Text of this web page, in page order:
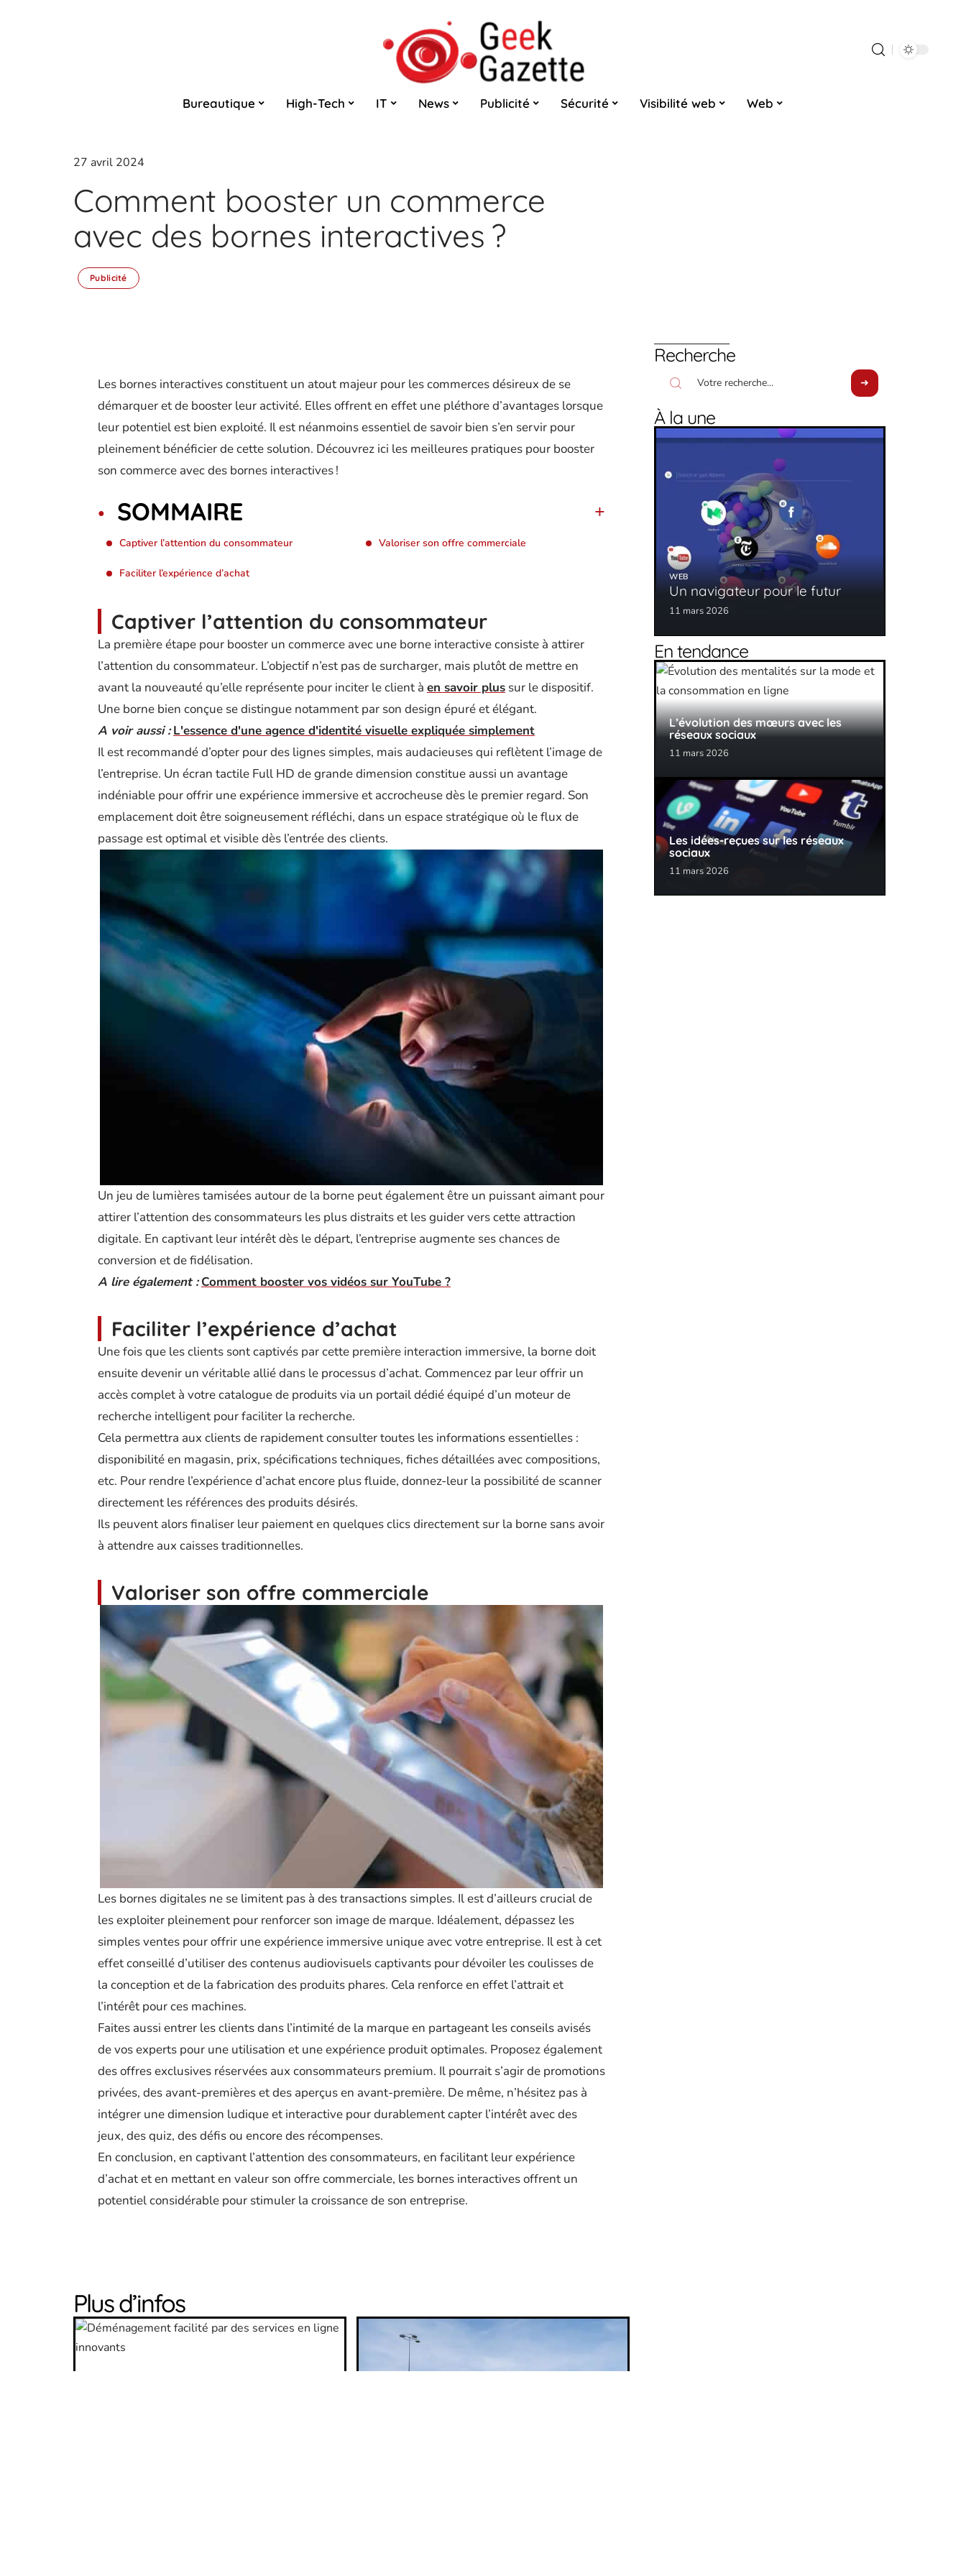
Bureautique High-Tech IT News Publicité Sécurité Visibilité web Web
27 avril 2024
Comment booster un commerce
avec des bornes interactives ?
Publicité
Les bornes interactives constituent un atout majeur pour les commerces désireux de se
démarquer et de booster leur activité. Elles offrent en effet une pléthore d’avantages lorsque
leur potentiel est bien exploité. Il est néanmoins essentiel de savoir bien s’en servir pour
pleinement bénéficier de cette solution. Découvrez ici les meilleures pratiques pour booster
son commerce avec des bornes interactives !
SOMMAIRE
Captiver l’attention du consommateur
Faciliter l’expérience d’achat
Valoriser son offre commerciale
Captiver l’attention du consommateur
La première étape pour booster un commerce avec une borne interactive consiste à attirer
l’attention du consommateur. L’objectif n’est pas de surcharger, mais plutôt de mettre en
avant la nouveauté qu’elle représente pour inciter le client à en savoir plus sur le dispositif.
Une borne bien conçue se distingue notamment par son design épuré et élégant.
A voir aussi : L'essence d'une agence d'identité visuelle expliquée simplement
Il est recommandé d’opter pour des lignes simples, mais audacieuses qui reflètent l’image de
l’entreprise. Un écran tactile Full HD de grande dimension constitue aussi un avantage
indéniable pour offrir une expérience immersive et accrocheuse dès le premier regard. Son
emplacement doit être soigneusement réfléchi, dans un espace stratégique où le flux de
passage est optimal et visible dès l’entrée des clients.
Un jeu de lumières tamisées autour de la borne peut également être un puissant aimant pour
attirer l’attention des consommateurs les plus distraits et les guider vers cette attraction
digitale. En captivant leur intérêt dès le départ, l’entreprise augmente ses chances de
conversion et de fidélisation.
A lire également : Comment booster vos vidéos sur YouTube ?
Faciliter l’expérience d’achat
Une fois que les clients sont captivés par cette première interaction immersive, la borne doit
ensuite devenir un véritable allié dans le processus d’achat. Commencez par leur offrir un
accès complet à votre catalogue de produits via un portail dédié équipé d’un moteur de
recherche intelligent pour faciliter la recherche.
Cela permettra aux clients de rapidement consulter toutes les informations essentielles :
disponibilité en magasin, prix, spécifications techniques, fiches détaillées avec compositions,
etc. Pour rendre l’expérience d’achat encore plus fluide, donnez-leur la possibilité de scanner
directement les références des produits désirés.
Ils peuvent alors finaliser leur paiement en quelques clics directement sur la borne sans avoir
à attendre aux caisses traditionnelles.
Valoriser son offre commerciale
Les bornes digitales ne se limitent pas à des transactions simples. Il est d’ailleurs crucial de
les exploiter pleinement pour renforcer son image de marque. Idéalement, dépassez les
simples ventes pour offrir une expérience immersive unique avec votre entreprise. Il est à cet
effet conseillé d’utiliser des contenus audiovisuels captivants pour dévoiler les coulisses de
la conception et de la fabrication des produits phares. Cela renforce en effet l’attrait et
l’intérêt pour ces machines.
Faites aussi entrer les clients dans l’intimité de la marque en partageant les conseils avisés
de vos experts pour une utilisation et une expérience produit optimales. Proposez également
des offres exclusives réservées aux consommateurs premium. Il pourrait s’agir de promotions
privées, des avant-premières et des aperçus en avant-première. De même, n’hésitez pas à
intégrer une dimension ludique et interactive pour durablement capter l’intérêt avec des
jeux, des quiz, des défis ou encore des récompenses.
En conclusion, en captivant l’attention des consommateurs, en facilitant leur expérience
d’achat et en mettant en valeur son offre commerciale, les bornes interactives offrent un
potentiel considérable pour stimuler la croissance de son entreprise.
Plus d’infos
Recherche
À la une
WEB
Un navigateur pour le futur
11 mars 2026
En tendance
L’évolution des mœurs avec les
réseaux sociaux
11 mars 2026
Les idées-reçues sur les réseaux
sociaux
11 mars 2026